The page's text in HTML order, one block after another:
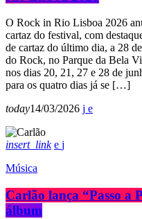
O Rock in Rio Lisboa 2026
cartaz do festival, com
de cartaz do último dia, a 28
do Rock, no Parque da Bela
nos dias 20, 21, 27 e 28 de
para os quatro dias já se […]
today14/03/2026
insert_link
Música
Carlão lança “Passo a
álbum